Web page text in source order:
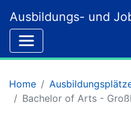
Ausbildungs- und
Home
Bachelor of Arts -